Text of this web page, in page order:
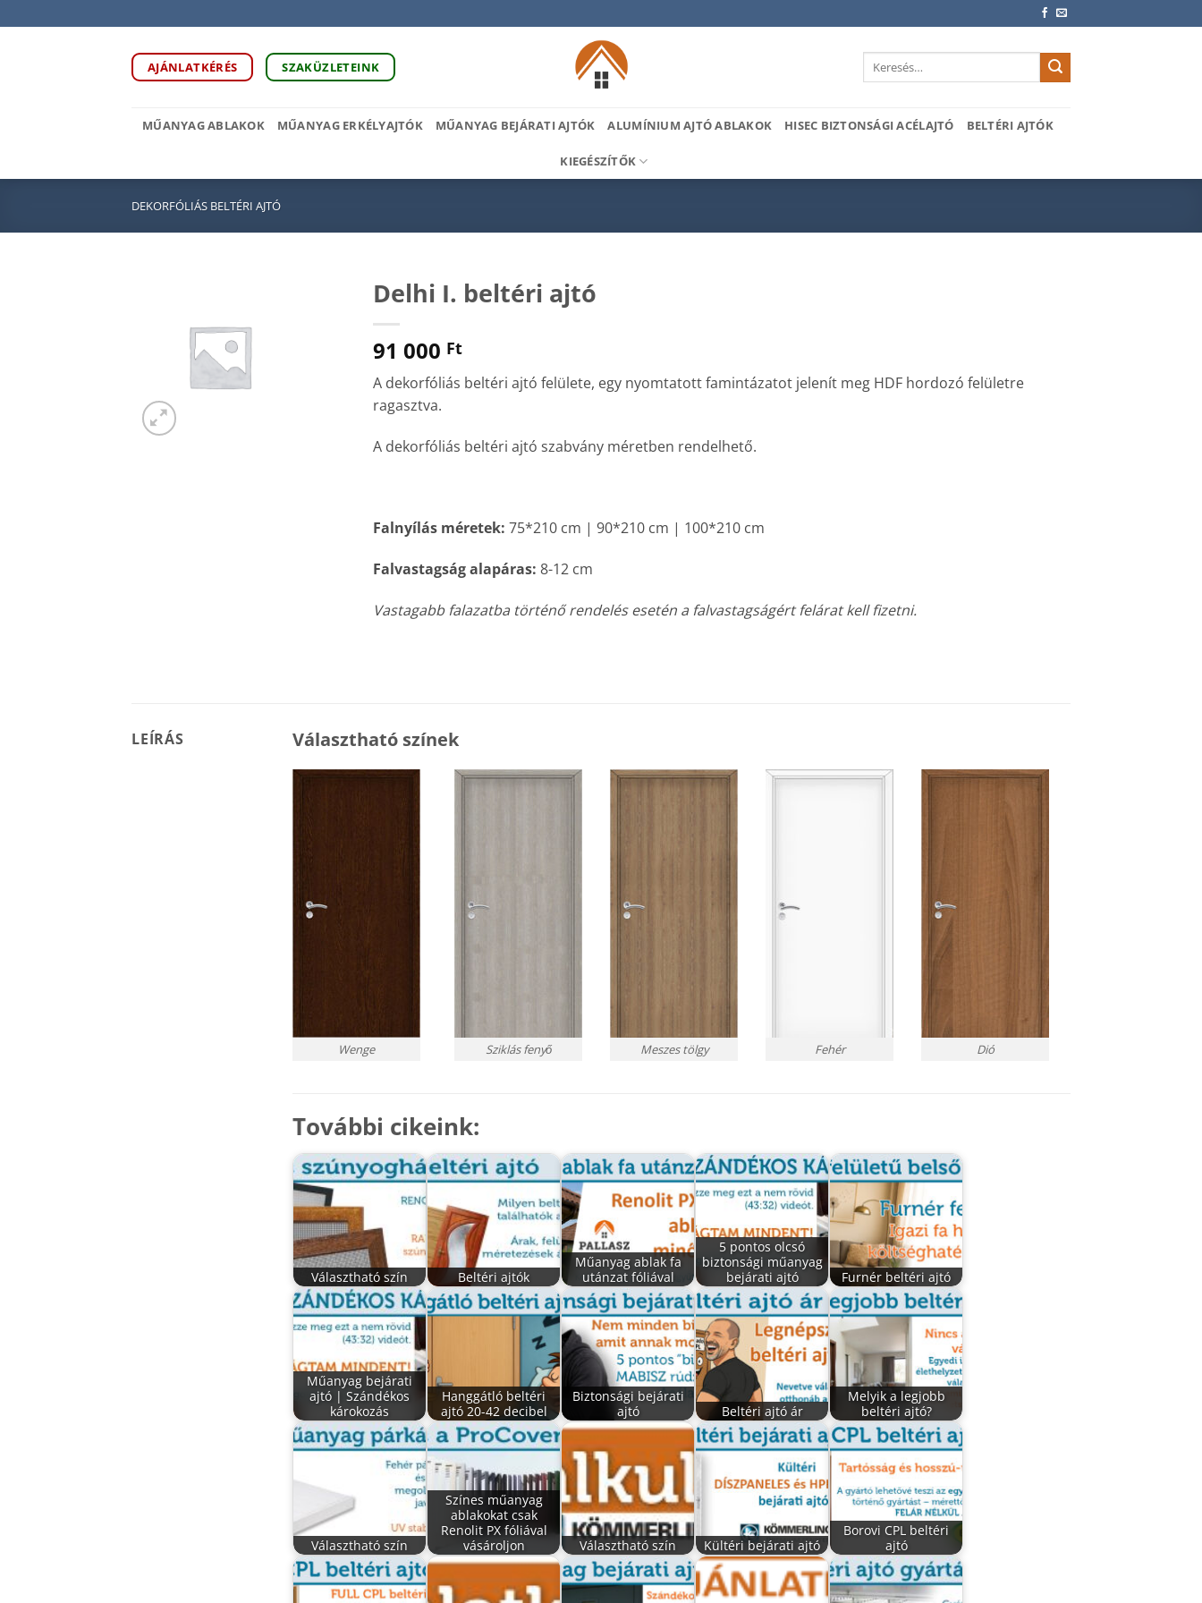
to
AJÁNLATKÉRÉS SZAKÜZLETEINK
Keresés
MŰANYAG ABLAKOK MŰANYAG ERKÉLYAJTÓK MŰANYAG BEJÁRATI AJTÓK ALUMÍNIUM AJTÓ ABLAKOK HISEC BIZTONSÁGI ACÉLAJTÓ BELTÉRI AJTÓK
KIEGÉSZÍTŐK
DEKORFÓLIÁS BELTÉRI AJTÓ
Delhi I. beltéri ajtó
91 000 Ft
A dekorfóliás beltéri ajtó felülete, egy nyomtatott famintázatot jelenít meg HDF hordozó felületre
ragasztva.
A dekorfóliás beltéri ajtó szabvány méretben rendelhető.
Falnyílás méretek: 75*210 cm | 90*210 cm | 100*210 cm
Falvastagság alapáras: 8-12 cm
Vastagabb falazatba történő rendelés esetén a falvastagságért felárat kell fizetni.
LEÍRÁS Választható színek
Wenge Sziklás fenyő Meszes tölgy Fehér Dió
További cikeink:
Választható szín Beltéri ajtók
Műanyag ablak fa
utánzat fóliával
5 pontos olcsó
biztonsági műanyag
bejárati ajtó
Furnér beltéri ajtó
Műanyag bejárati
ajtó | Szándékos
károkozás
Hanggátló beltéri
ajtó 20-42 decibel
Biztonsági bejárati
ajtó
Beltéri ajtó ár
Melyik a legjobb
beltéri ajtó?
Választható szín
Színes műanyag
ablakokat csak
Renolit PX fóliával
vásároljon
Választható szín Kültéri bejárati ajtó
Borovi CPL beltéri
ajtó